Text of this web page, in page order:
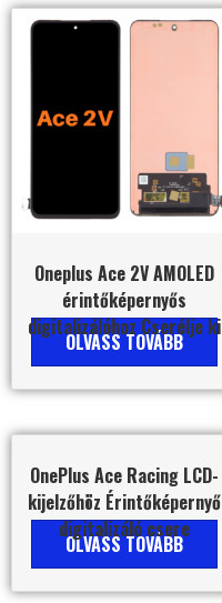
Oneplus Ace 2V AMOLED
érintőképernyős
digitalizálóhoz Cserélje ki
OLVASS TOVÁBB
OnePlus Ace Racing LCD-
kijelzőhöz Érintőképernyő
digitalizáló csere
OLVASS TOVÁBB